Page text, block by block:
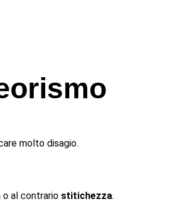
molto disagio.
o al contrario stitichezza.